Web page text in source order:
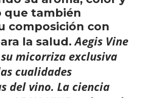
que también
composición con
la salud.Aegis Vine
micorriza exclusiva
cualidades
del vino. La ciencia